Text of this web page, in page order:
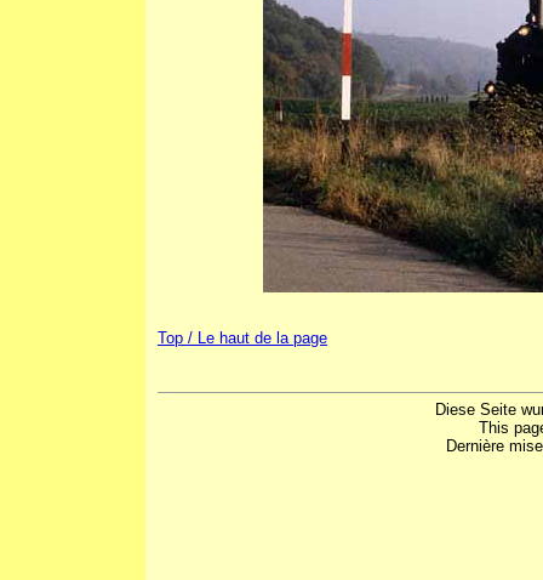
Top / Le haut de la page
Diese Seite
This
Dernière